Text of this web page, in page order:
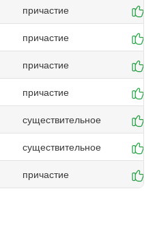
причастие
причастие
причастие
причастие
существительное
существительное
причастие